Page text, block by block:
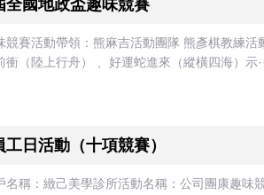
國地政盃趣味競賽
賽活動帶領：熊麻吉活動團隊 熊彥棋教練
（陸上行舟） 、好運蛇進來（縱橫四海）示
日活動（十項競賽）
稱：緻己美學診所活動名稱：公司團康趣